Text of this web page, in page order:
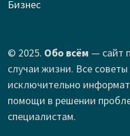
Бизнес
© 2025. Обо всём — сайт
случаи жизни. Все
исключительно
помощи в решении
специалистам.